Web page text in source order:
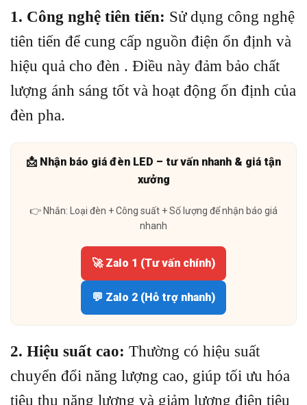
1. Công nghệ tiên tiến: Sử dụng công nghệ
tiên tiến để cung cấp nguồn điện ổn định và
hiệu quả cho đèn . Điều này đảm bảo chất
lượng ánh sáng tốt và hoạt động ổn định của
đèn pha.
📩 Nhận báo giá đèn LED – tư vấn nhanh & giá tận
xưởng
👉 Nhắn: Loại đèn + Công suất + Số lượng để nhận báo giá
nhanh
🚀 Zalo 1 (Tư vấn chính)
💬 Zalo 2 (Hỗ trợ nhanh)
2. Hiệu suất cao: Thường có hiệu suất
chuyển đổi năng lượng cao, giúp tối ưu hóa
tiêu thụ năng lượng và giảm lượng điện tiêu